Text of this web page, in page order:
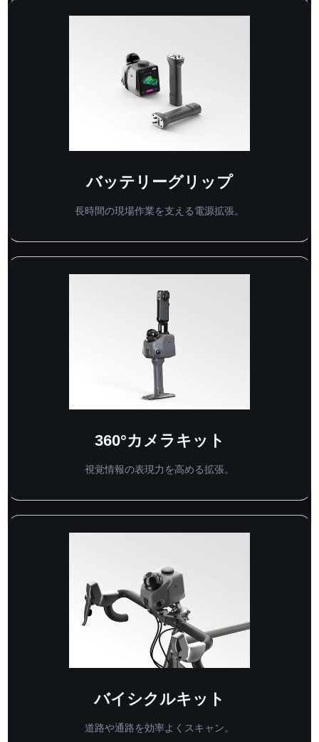
バッテリーグリップ
長時間の現場作業を支える電源拡張。
360°カメラキット
視覚情報の表現力を高める拡張。
バイシクルキット
道路や通路を効率よくスキャン。